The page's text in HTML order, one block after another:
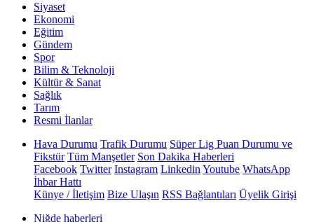
Siyaset
Ekonomi
Eğitim
Gündem
Spor
Bilim & Teknoloji
Kültür & Sanat
Sağlık
Tarım
Resmi İlanlar
Hava Durumu Trafik Durumu Süper Lig Puan Durumu ve
Fikstür Tüm Manşetler Son Dakika Haberleri
Facebook Twitter Instagram Linkedin Youtube WhatsApp
İhbar Hattı
Künye / İletişim Bize Ulaşın RSS Bağlantıları Üyelik Girişi
Niğde haberleri